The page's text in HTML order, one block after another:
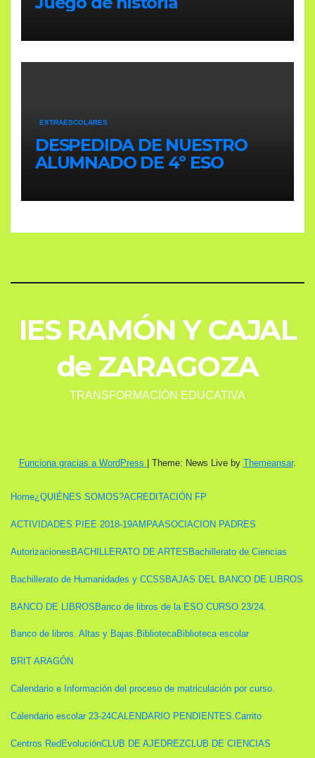
EXTRAESCOLARES
DESPEDIDA DE NUESTRO
ALUMNADO DE 4º ESO
IES RAMÓN Y CAJAL
de ZARAGOZA
TRANSFORMACIÓN EDUCATIVA
Funciona gracias a WordPress Theme: News Live by Themeansar.
Home¿QUIÉNES SOMOS?ACREDITACIÓN FP
ACTIVIDADES PIEE 2018-19AMPAASOCIACION PADRES
Autorizaciones BACHILLERATO DE ARTES Bachillerato de Ciencias
Bachillerato de Humanidades y CCSS BAJAS DEL BANCO DE LIBROS
BANCO DE LIBROSBanco de libros de la ESO CURSO 23/24.
Banco de libros. Altas y Bajas. BibliotecaBiblioteca escolar
BRIT ARAGÓN
Calendario e Información del proceso de matriculación por curso.
Calendario escolar 23-24CALENDARIO PENDIENTES. Carrito
Centros RedEvoluciónCLUB DE AJEDREZCLUB DE CIENCIAS